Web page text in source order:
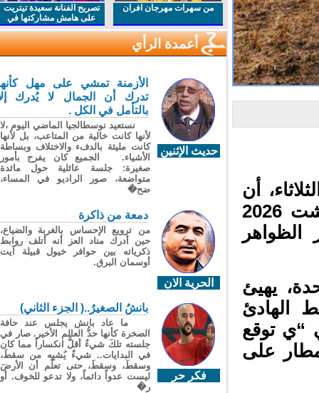
أن
احتمال حدوث ظاهرة “إل نينيو” بين يونيو وغشت 2026
الظواهر
يهيئ
الهادئ
“ي توقع
على
من سهرات مهرجان افران
تصريح الفنانة سعيدة تيتريت
على هامش مشاركتها في
مهرجان افران
أعمدة الرأي
حديث الإثنين
الأزمنة تمشي على مهل كأنها
تدرك أن الجمال لا يُدرك إلا
بالتأمل في الكل .
نستعيد نوسطالجيا الماضي اليوم ،لا
لأنها كانت خالية من المتاعب، بل لأنها
كانت مليئة بالدفء والاختلاف وبساطة
الأشياء. الجميع كان يفرح بأمور
صغيرة: جلسة عائلية حول مائدة
متواضعة، صور الراديو في المساء،
ضح�
الحرية الان
دمعة من ذاكرة
من ترويع الإحساس بالغربة والضياع،
حين أدرك مناد العز أنه أتلف روابط
ذكرياته بين حوافر خيول قبيلة آيت
أوسمان البرق.
فكر حر
بانشُ الصغيرُ..( الجزء الثاني)
ما عاد بانش يجلس عند حافة
الصخرة كأنها حدُّ العالم الأخير. صار في
جلسته تلكَ شيءٌ أقلُّ انكساراً مما كان
في البدايات.. شيءٌ يُشبِه من سقطَ،
وسقطَ، وسقطَ، حتى تعلّم أن الأرضَ
ليست عدواً دائماً، ولا تدعو للخوف. أو
ر�